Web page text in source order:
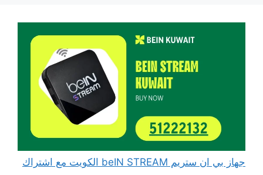
جهاز بي ان ستريم beIN STREAM الكويت مع اشتراك